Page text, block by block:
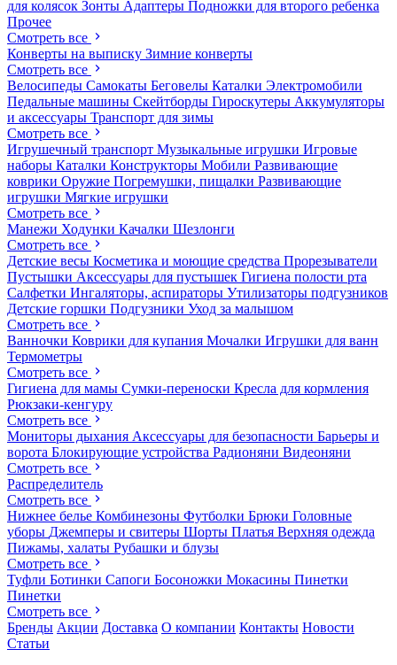
для колясок Зонты Адаптеры Подножки для второго ребенка
Прочее
Смотреть все
Конверты на выписку Зимние конверты
Смотреть все
Велосипеды Самокаты Беговелы Каталки Электромобили
Педальные машины Скейтборды Гироскутеры Аккумуляторы
и аксессуары Транспорт для зимы
Смотреть все
Игрушечный транспорт Музыкальные игрушки Игровые
наборы Каталки Конструкторы Мобили Развивающие
коврики Оружие Погремушки, пищалки Развивающие
игрушки Мягкие игрушки
Смотреть все
Манежи Ходунки Качалки Шезлонги
Смотреть все
Детские весы Косметика и моющие средства Прорезыватели
Пустышки Аксессуары для пустышек Гигиена полости рта
Салфетки Ингаляторы, аспираторы Утилизаторы подгузников
Детские горшки Подгузники Уход за малышом
Смотреть все
Ванночки Коврики для купания Мочалки Игрушки для ванн
Термометры
Смотреть все
Гигиена для мамы Сумки-переноски Кресла для кормления
Рюкзаки-кенгуру
Смотреть все
Мониторы дыхания Аксессуары для безопасности Барьеры и
ворота Блокирующие устройства Радионяни Видеоняни
Смотреть все
Распределитель
Смотреть все
Нижнее белье Комбинезоны Футболки Брюки Головные
уборы Джемперы и свитеры Шорты Платья Верхняя одежда
Пижамы, халаты Рубашки и блузы
Смотреть все
Туфли Ботинки Сапоги Босоножки Мокасины Пинетки
Пинетки
Смотреть все
Бренды Акции Доставка О компании Контакты Новости
Статьи